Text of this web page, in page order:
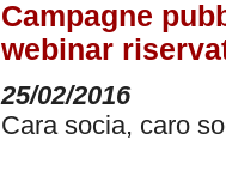
Campagne
webinar
25/02/2016
Cara socia, caro